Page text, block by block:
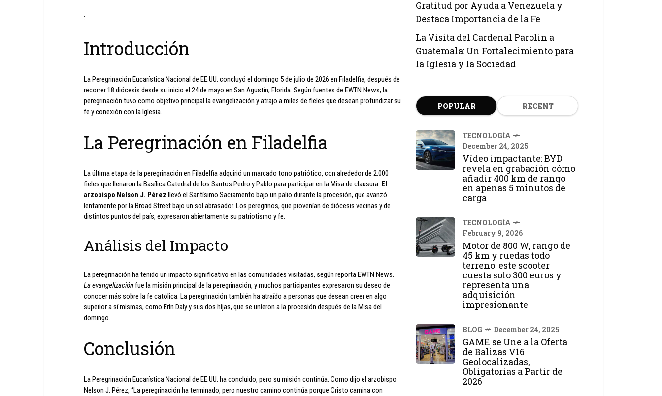
:
Introducción
La Peregrinación Eucarística Nacional de EE.UU. concluyó el domingo 5 de julio de 2026 en Filadelfia, después de
recorrer 18 diócesis desde su inicio el 24 de mayo en San Agustín, Florida. Según fuentes de EWTN News, la
peregrinación tuvo como objetivo principal la evangelización y atrajo a miles de fieles que desean profundizar su
fe y conexión con la Iglesia.
La Peregrinación en Filadelfia
La última etapa de la peregrinación en Filadelfia adquirió un marcado tono patriótico, con alrededor de 2.000
fieles que llenaron la Basílica Catedral de los Santos Pedro y Pablo para participar en la Misa de clausura. El
arzobispo Nelson J. Pérez llevó el Santísimo Sacramento bajo un palio durante la procesión, que avanzó
lentamente por la Broad Street bajo un sol abrasador. Los peregrinos, que provenían de diócesis vecinas y de
distintos puntos del país, expresaron abiertamente su patriotismo y fe.
Análisis del Impacto
La peregrinación ha tenido un impacto significativo en las comunidades visitadas, según reporta EWTN News.
La evangelizaciónfue la misión principal de la peregrinación, y muchos participantes expresaron su deseo de
conocer más sobre la fe católica. La peregrinación también ha atraído a personas que desean creer en algo
superior a sí mismas, como Erin Daly y sus dos hijas, que se unieron a la procesión después de la Misa del
domingo.
Conclusión
La Peregrinación Eucarística Nacional de EE.UU. ha concluido, pero su misión continúa. Como dijo el arzobispo
Nelson J. Pérez, “La peregrinación ha terminado, pero nuestro camino continúa porque Cristo camina con
Gratitud por Ayuda a Venezuela y
Destaca Importancia de la Fe
La Visita del Cardenal Parolin a
Guatemala: Un Fortalecimiento para
la Iglesia y la Sociedad
POPULAR RECENT
TECNOLOGÍA
December 24, 2025
Vídeo impactante: BYD
revela en grabación cómo
añadir 400 km de rango
en apenas 5 minutos de
carga
TECNOLOGÍA
February 9, 2026
Motor de 800 W, rango de
45 km y ruedas todo
terreno: este scooter
cuesta solo 300 euros y
representa una
adquisición
impresionante
BLOG December 24, 2025
GAME se Une a la Oferta
de Balizas V16
Geolocalizadas,
Obligatorias a Partir de
2026